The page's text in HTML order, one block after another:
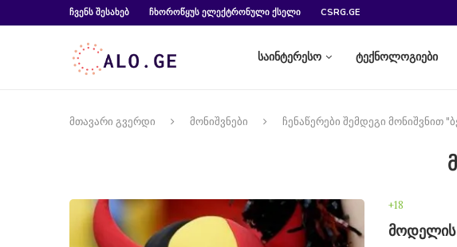
ᲩᲕᲔᲜᲡ ᲨᲔᲡᲐᲮᲔᲑ ᲩᲮᲝᲠᲝᲬᲧᲣᲡ ᲔᲚᲔᲥᲢᲠᲝᲜᲣᲚᲘ ᲥᲡᲔᲚᲘ CSRG.GE
საინტერესო ტექნოლოგიები
მთავარი გვერდი მონიშვნები ჩენაწერები შემდეგი მონიშვნით
+18